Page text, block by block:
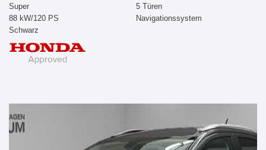
Super
88 kW/120 PS
Schwarz
5 Türen
Navigationssystem